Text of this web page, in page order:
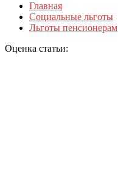
Главная
Социальные льготы
Льготы пенсионерам
Оценка статьи: